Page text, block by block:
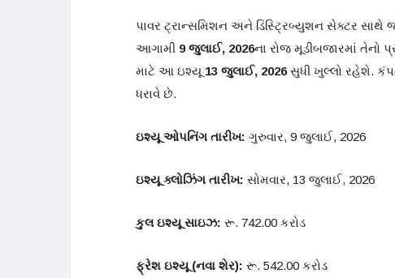
પાવર ટ્રાન્સમિશન અને ડિસ્ટ્રિબ્યુશન સેક્ટર સાથે
આગામી 9 જુલાઈ, 2026ના રોજ મૂડીબજારમાં તેનો
માટે આ ઇશ્યૂ 13 જુલાઈ, 2026સુધી ખુલ્લો રહેશે.
ધરાવે છે.
ઇશ્યૂ ઓપનિંગ તારીખ: ગુરુવાર, 9 જુલાઈ, 2026
ઇશ્યૂ ક્લોઝિંગ તારીખ: સોમવાર, 13 જુલાઈ, 2026
કુલ ઇશ્યૂ સાઇઝ: રૂ. 742.00 કરોડ
ફ્રેશ ઇશ્યૂ (નવા શેર): રૂ. 542.00 કરોડ